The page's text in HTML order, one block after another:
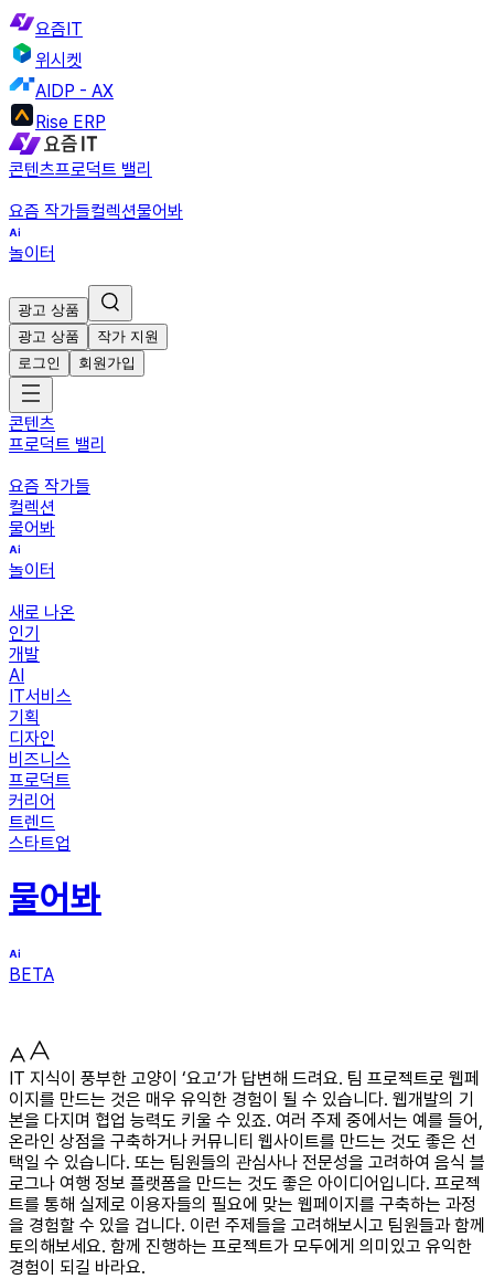
요즘IT
위시켓
AIDP - AX
Rise ERP
콘텐츠프로덕트 밸리
요즘 작가들컬렉션물어봐
놀이터
광고 상품
광고 상품
작가 지원
로그인
회원가입
콘텐츠
프로덕트 밸리
요즘 작가들
컬렉션
물어봐
놀이터
새로 나온
인기
개발
AI
IT서비스
기획
디자인
비즈니스
프로덕트
커리어
트렌드
스타트업
물어봐
BETA
IT 지식이 풍부한 고양이 ‘요고’가 답변해 드려요. 팀 프로젝트로 웹페
이지를 만드는 것은 매우 유익한 경험이 될 수 있습니다. 웹개발의 기
본을 다지며 협업 능력도 키울 수 있죠. 여러 주제 중에서는 예를 들어,
온라인 상점을 구축하거나 커뮤니티 웹사이트를 만드는 것도 좋은 선
택일 수 있습니다. 또는 팀원들의 관심사나 전문성을 고려하여 음식 블
로그나 여행 정보 플랫폼을 만드는 것도 좋은 아이디어입니다. 프로젝
트를 통해 실제로 이용자들의 필요에 맞는 웹페이지를 구축하는 과정
을 경험할 수 있을 겁니다. 이런 주제들을 고려해보시고 팀원들과 함께
토의해보세요. 함께 진행하는 프로젝트가 모두에게 의미있고 유익한
경험이 되길 바라요.